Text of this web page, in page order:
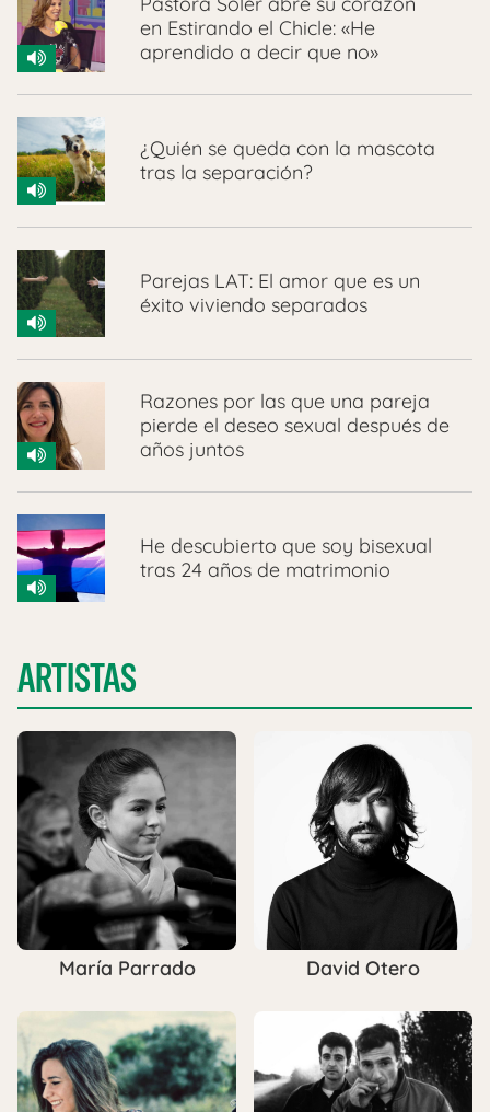
en Estirando el Chicle: «He
aprendido a decir que no»
¿Quién se queda con la mascota
tras la separación?
Parejas LAT: El amor que es un
éxito viviendo separados
Razones por las que una pareja
pierde el deseo sexual después de
años juntos
He descubierto que soy bisexual
tras 24 años de matrimonio
ARTISTAS
María Parrado David Otero